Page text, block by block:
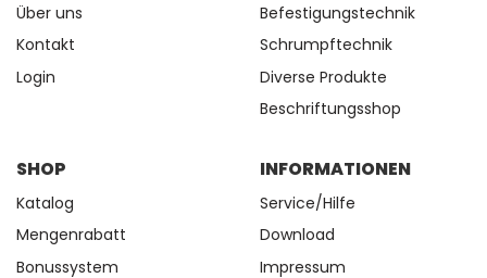
Über uns
Kontakt
Login
Befestigungstechnik
Schrumpftechnik
Diverse Produkte
Beschriftungsshop
SHOP
Katalog
Mengenrabatt
Bonussystem
INFORMATIONEN
Service/Hilfe
Download
Impressum